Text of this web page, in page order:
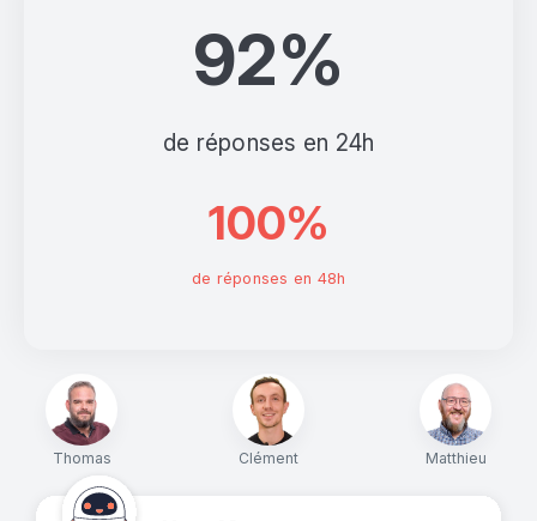
Thomas Clément Matthieu
92%
de réponses en 24h
100%
de réponses en 48h